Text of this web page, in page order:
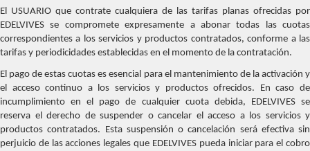
El USUARIO que contrate cualquiera de las tarifas planas ofrecidas por
EDELVIVES se compromete expresamente a abonar todas las cuotas
correspondientes a los servicios y productos contratados, conforme a las
tarifas y periodicidades establecidas en el momento de la contratación.
El pago de estas cuotas es esencial para el mantenimiento de la activación y
el acceso continuo a los servicios y productos ofrecidos. En caso de
incumplimiento en el pago de cualquier cuota debida, EDELVIVES se
reserva el derecho de suspender o cancelar el acceso a los servicios y
productos contratados. Esta suspensión o cancelación será efectiva sin
perjuicio de las acciones legales que EDELVIVES pueda iniciar para el cobro